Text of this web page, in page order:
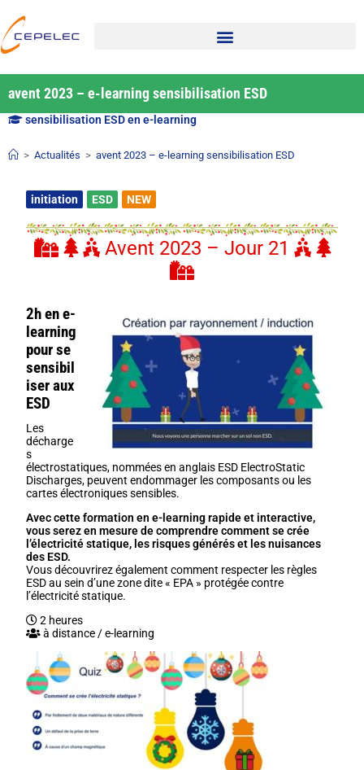
avent 2023 – e-learning sensibilisation ESD
sensibilisation ESD en e-learning
> Actualités > avent 2023 – e-learning sensibilisation ESD
initiation ESD NEW
Avent 2023 – Jour 21
2h en e-
learning
pour se
sensibil
iser aux
ESD
Les
décharge
s
électrostatiques, nommées en anglais ESD ElectroStatic
Discharges, peuvent endommager les composants ou les
cartes électroniques sensibles.
Avec cette formation en e-learning rapide et interactive,
vous serez en mesure de comprendre comment se crée
l’électricité statique, les risques générés et les nuisances
des ESD.
Vous découvrirez également comment respecter les règles
ESD au sein d’une zone dite « EPA » protégée contre
l’électricité statique.
2 heures
à distance / e-learning